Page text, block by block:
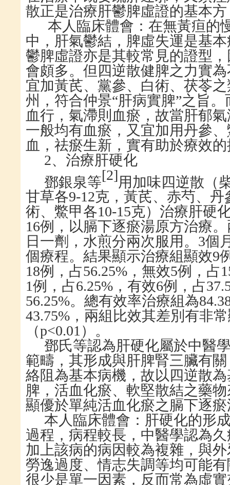
散正是治療肝鬱脾虛證的基本
本人臨床體會：在無黃疸的
中，肝氣鬱結，脾虛失運是基
鬱脾虛證亦是其較常見的證型
會頗多。但四逆散健脾之力實
宜加黃芪、黨參、白術、茯苓
州，符合仲景“肝病實脾”之旨
血行，氣滯則血瘀，故當肝郁
一般均有血瘀，又宜加用丹參
血，祛瘀生新，實有助於療效
2、治療肝硬化
鄧銀泉等[2]用加味四逆散（
甘草各9-12克，黃芪、赤芍、丹
術、鱉甲各10-15克）治療肝硬
16例，以膈下逐瘀湯原方治療
日一劑，水煎分兩次服用。 3個
個療程。結果顯示治療組顯效9
18例，占56.25% ，無效5例，占
1例，占6.25% ，有效6例，占
56.25%。總有效率治療組為
43.75% ，兩組比效其差別有非
（p<0.01）。
鄧氏等認為肝硬化屬於中醫
範疇，其形成與肝脾腎三臟有
絡阻為基本病機，故以四逆散
脾，活血化瘀、軟堅散結之藥
顯優於單純活血化瘀之膈下逐
本人臨床體會：肝硬化的形
過程，病程較長，中醫學認為
加上該病的病因較為複雜，與
勞逸過度、情志失調等均可能
很少是單一因素，反而常為虛